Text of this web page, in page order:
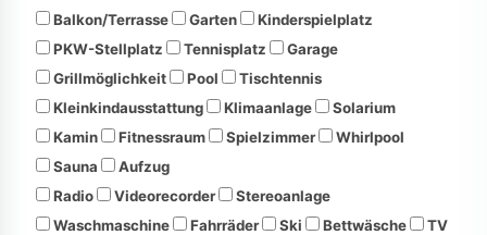
Balkon/Terrasse
Garten
Kinderspielplatz
PKW-Stellplatz
Tennisplatz
Garage
Grillmöglichkeit
Pool
Tischtennis
Kleinkindausstattung
Klimaanlage
Solarium
Kamin
Fitnessraum Spielzimmer
Whirlpool
Sauna
Aufzug
Radio
Videorecorder
Stereoanlage
Waschmaschine
Fahrräder Ski Bettwäsche
TV